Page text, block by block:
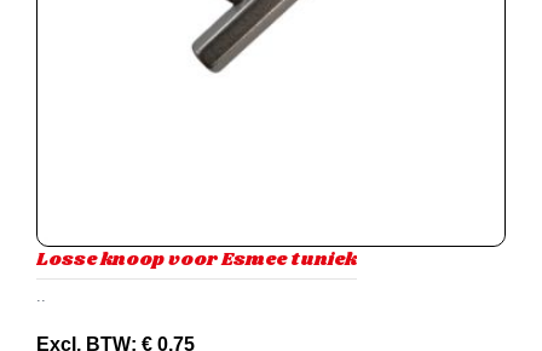
Losse knoop voor Esmee tuniek
Excl. BTW: € 0,75